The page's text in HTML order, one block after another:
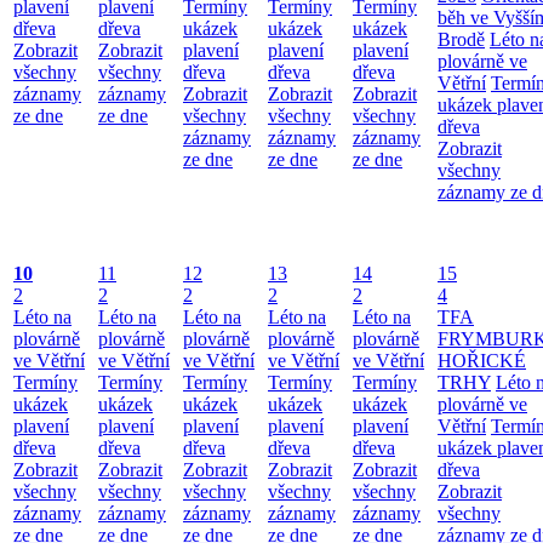
plavení
dřeva
Zobrazit
všechny
záznamy
ze dne
plavení
dřeva
Zobrazit
všechny
záznamy
ze dne
Termíny
ukázek
plavení
dřeva
Zobrazit
všechny
záznamy
ze dne
Termíny
ukázek
plavení
dřeva
Zobrazit
všechny
záznamy
ze dne
Termíny
ukázek
plavení
dřeva
Zobrazit
všechny
záznamy
ze dne
běh ve
Brodě Léto
plovárně ve
Větřní
ukázek
dřeva
Zobrazit
všechny
záznamy ze
10
2
Léto na
plovárně
ve Větřní
Termíny
ukázek
plavení
dřeva
Zobrazit
všechny
záznamy
ze dne
11
2
Léto na
plovárně
ve Větřní
Termíny
ukázek
plavení
dřeva
Zobrazit
všechny
záznamy
ze dne
12
2
Léto na
plovárně
ve Větřní
Termíny
ukázek
plavení
dřeva
Zobrazit
všechny
záznamy
ze dne
13
2
Léto na
plovárně
ve Větřní
Termíny
ukázek
plavení
dřeva
Zobrazit
všechny
záznamy
ze dne
14
2
Léto na
plovárně
ve Větřní
Termíny
ukázek
plavení
dřeva
Zobrazit
všechny
záznamy
ze dne
15
4
TFA
HOŘICKÉ
TRHY Léto
plovárně ve
Větřní
ukázek
dřeva
Zobrazit
všechny
záznamy ze